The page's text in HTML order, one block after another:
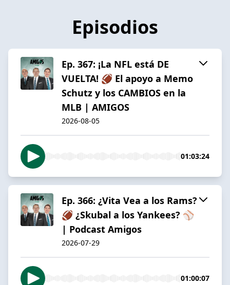
Episodios
Ep. 367: ¡La NFL está DE
VUELTA! 🏈 El apoyo a Memo
Schutz y los CAMBIOS en la
MLB | AMIGOS
2026-08-05
01:03:24
Ep. 366: ¿Vita Vea a los Rams?
🏈 ¿Skubal a los Yankees? ⚾️
| Podcast Amigos
2026-07-29
01:00:07